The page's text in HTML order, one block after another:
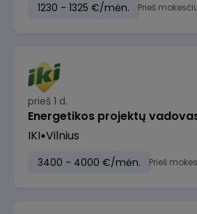
1230 - 1325 €/mėn. Prieš
prieš 1 d.
Energetikos projektų
IKI Vilnius
3400 - 4000 €/mėn. Prieš